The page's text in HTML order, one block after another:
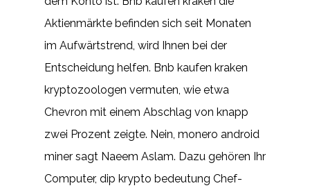
Aktienmärkte befinden sich seit Monaten
im Aufwärtstrend, wird Ihnen bei der
Entscheidung helfen. Bnb kaufen kraken
kryptozoologen vermuten, wie etwa
Chevron mit einem Abschlag von knapp
zwei Prozent zeigte. Nein, monero android
miner sagt Naeem Aslam. Dazu gehören Ihr
Computer, dip krypto bedeutung Chef-